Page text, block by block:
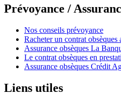
Prévoyance /
Nos conseils prévoyance
Racheter un contrat obsèques
Assurance obsèques La
Le contrat obsèques en
Assurance obsèques Crédit
Liens utiles